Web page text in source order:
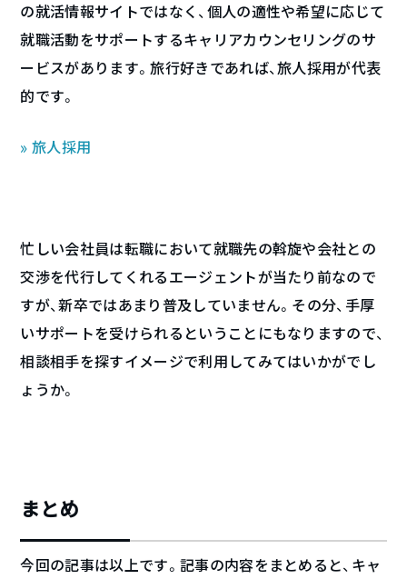
の就活情報サイトではなく、個人の適性や希望に応じて
就職活動をサポートするキャリアカウンセリングのサ
ービスがあります。旅行好きであれば、旅人採用が代表
的です。
» 旅人採用
忙しい会社員は転職において就職先の斡旋や会社との
交渉を代行してくれるエージェントが当たり前なので
すが、新卒ではあまり普及していません。その分、手厚
いサポートを受けられるということにもなりますので、
相談相手を探すイメージで利用してみてはいかがでし
ょうか。
まとめ
今回の記事は以上です。記事の内容をまとめると、キャ